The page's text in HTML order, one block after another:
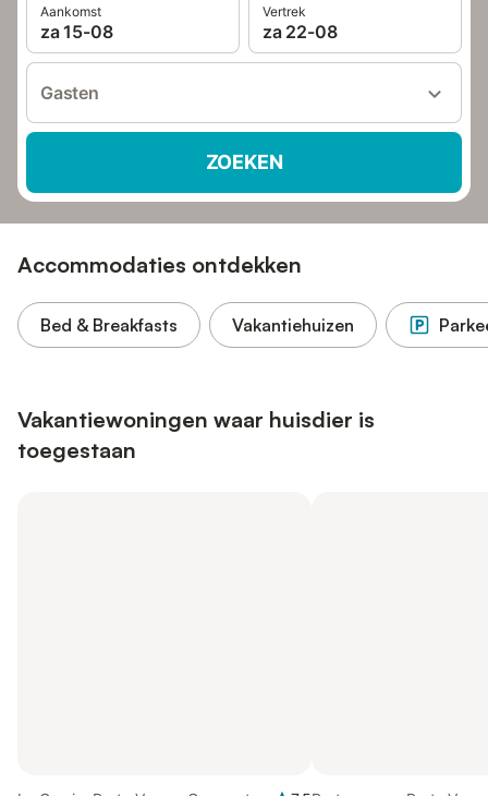
Aankomst
za 15-08
Vertrek
za 22-08
Gasten
ZOEKEN
Accommodaties ontdekken
Bed & Breakfasts Vakantiehuizen
Vakantiewoningen waar huisdier is
toegestaan